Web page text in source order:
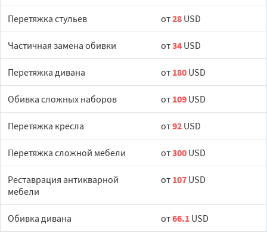
Перетяжка стульев от28 USD
Частичная замена обивки от34 USD
Перетяжка дивана от 180 USD
Обивка сложных наборов от 109 USD
Перетяжка кресла от92 USD
Перетяжка сложной мебели от300 USD
Реставрация антикварной
мебели
от 107 USD
Обивка дивана от66.1 USD